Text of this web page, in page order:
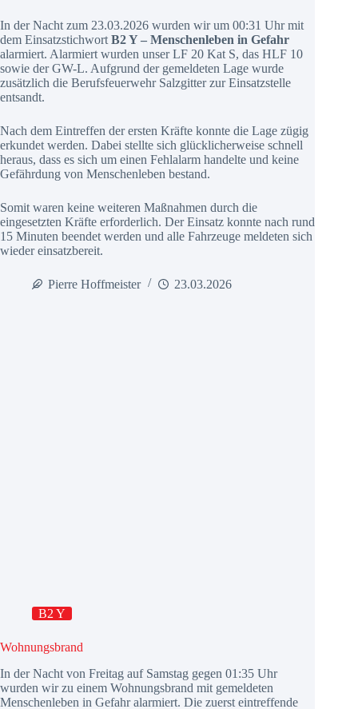
In der Nacht zum 23.03.2026 wurden wir um 00:31 Uhr mit
dem Einsatzstichwort B2 Y – Menschenleben in Gefahr
alarmiert. Alarmiert wurden unser LF 20 Kat S, das HLF 10
sowie der GW-L. Aufgrund der gemeldeten Lage wurde
zusätzlich die Berufsfeuerwehr Salzgitter zur Einsatzstelle
entsandt.
Nach dem Eintreffen der ersten Kräfte konnte die Lage zügig
erkundet werden. Dabei stellte sich glücklicherweise schnell
heraus, dass es sich um einen Fehlalarm handelte und keine
Gefährdung von Menschenleben bestand.
Somit waren keine weiteren Maßnahmen durch die
eingesetzten Kräfte erforderlich. Der Einsatz konnte nach rund
15 Minuten beendet werden und alle Fahrzeuge meldeten sich
wieder einsatzbereit.
Pierre Hoffmeister 23.03.2026
B2 Y
Wohnungsbrand
In der Nacht von Freitag auf Samstag gegen 01:35 Uhr
wurden wir zu einem Wohnungsbrand mit gemeldeten
Menschenleben in Gefahr alarmiert. Die zuerst eintreffende